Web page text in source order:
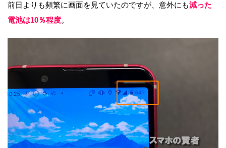
前日よりも頻繁に画面を見ていたのですが、意外にも減った
電池は10％程度。